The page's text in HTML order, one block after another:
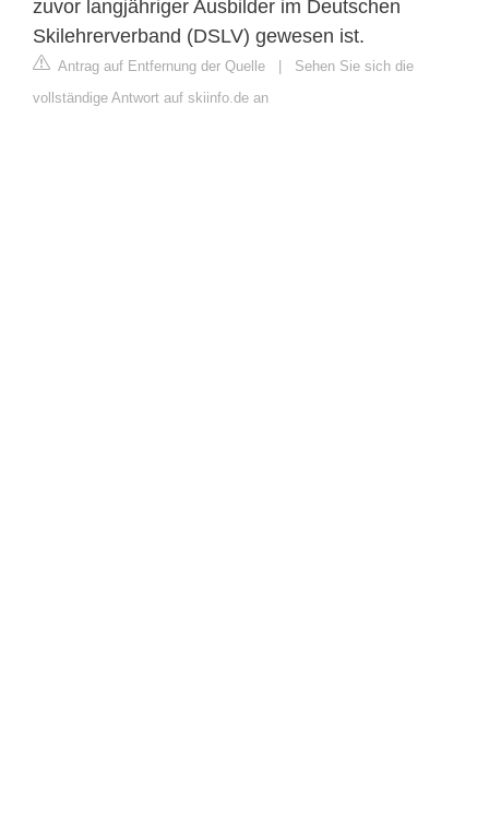
zuvor langjähriger Ausbilder im Deutschen
Skilehrerverband (DSLV) gewesen ist.
Antrag auf Entfernung der Quelle | Sehen Sie sich die
vollständige Antwort auf skiinfo.de an